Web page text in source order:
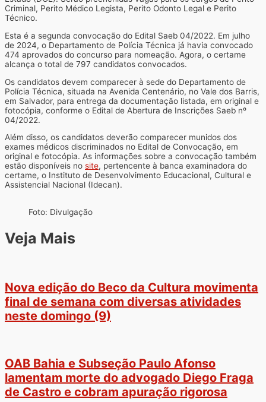
Criminal, Perito Médico Legista, Perito Odonto Legal e Perito
Técnico.
Esta é a segunda convocação do Edital Saeb 04/2022. Em julho
de 2024, o Departamento de Polícia Técnica já havia convocado
474 aprovados do concurso para nomeação. Agora, o certame
alcança o total de 797 candidatos convocados.
Os candidatos devem comparecer à sede do Departamento de
Polícia Técnica, situada na Avenida Centenário, no Vale dos Barris,
em Salvador, para entrega da documentação listada, em original e
fotocópia, conforme o Edital de Abertura de Inscrições Saeb nº
04/2022.
Além disso, os candidatos deverão comparecer munidos dos
exames médicos discriminados no Edital de Convocação, em
original e fotocópia. As informações sobre a convocação também
estão disponíveis no site, pertencente à banca examinadora do
certame, o Instituto de Desenvolvimento Educacional, Cultural e
Assistencial Nacional (Idecan).
Foto: Divulgação
Veja Mais
Nova edição do Beco da Cultura movimenta
final de semana com diversas atividades
neste domingo (9)
OAB Bahia e Subseção Paulo Afonso
lamentam morte do advogado Diego Fraga
de Castro e cobram apuração rigorosa